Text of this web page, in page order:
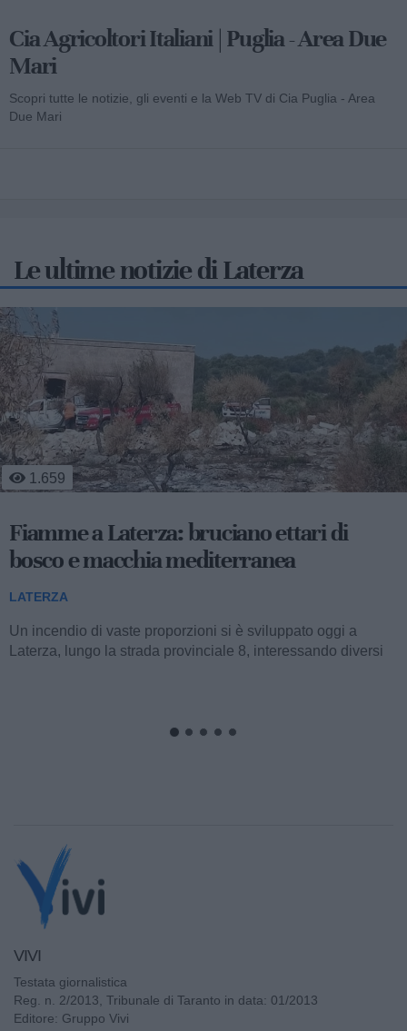
Cia Agricoltori Italiani | Puglia - Area Due
Mari
Scopri tutte le notizie, gli eventi e la Web TV di Cia Puglia - Area
Due Mari
Le ultime notizie di Laterza
1.659
Fiamme a Laterza: bruciano ettari di
bosco e macchia mediterranea
LATERZA
Un incendio di vaste proporzioni si è sviluppato oggi a
Laterza, lungo la strada provinciale 8, interessando diversi
VIVI
Testata giornalistica
Reg. n. 2/2013, Tribunale di Taranto in data: 01/2013
Editore: Gruppo Vivi